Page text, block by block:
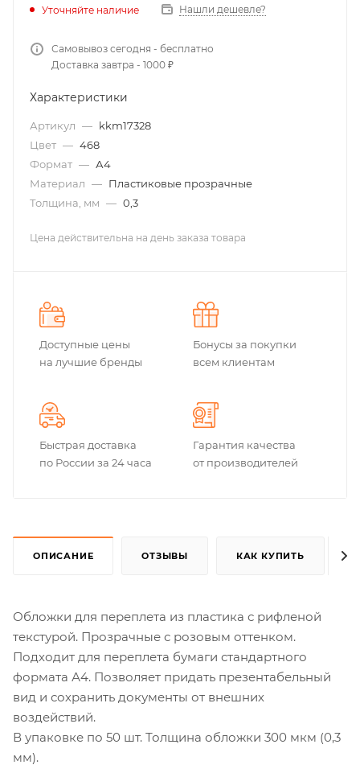
Уточняйте наличие Нашли дешевле?
Самовывоз сегодня - бесплатно
Доставка завтра - 1000 ₽
Характеристики
Артикул — kkm17328
Цвет — 468
Формат — А4
Материал — Пластиковые прозрачные
Толщина, мм — 0,3
Цена действительна на день заказа товара
Доступные цены
на лучшие бренды
Бонусы за покупки
всем клиентам
Быстрая доставка
по России за 24 часа
Гарантия качества
от производителей
ОПИСАНИЕ ОТЗЫВЫ КАК КУПИТЬ
Обложки для переплета из пластика с рифленой
текстурой. Прозрачные с розовым оттенком.
Подходит для переплета бумаги стандартного
формата А4. Позволяет придать презентабельный
вид и сохранить документы от внешних
воздействий.
В упаковке по 50 шт. Толщина обложки 300 мкм (0,3
мм).